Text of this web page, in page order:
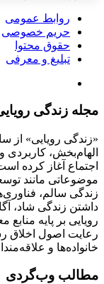
روابط عمومی
حریم خصوصی
حقوق محتوا
تبلیغ و معرفی
مجله زندگی
الهام‌بخش،
اجتماع آغاز کرده
موضوعاتی مانند
زندگی سالم،
داشتن زندگی شاد،
رویایی بر پایه منابع
رعایت اصول اخلاق
خانواده‌ها و
مطالب وب‌گردی